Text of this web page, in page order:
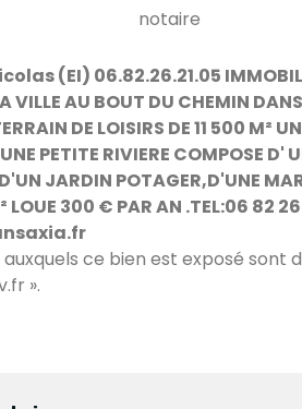
notaire
(EI) 06.82.26.21.05
VILLE AU BOUT DU CHEMIN
DE LOISIRS DE 11 500 M²
PETITE RIVIERE COMPOSE D'
JARDIN POTAGER,D'UNE
LOUE 300 € PAR AN .TEL:06 82
ce bien est exposé sont
».